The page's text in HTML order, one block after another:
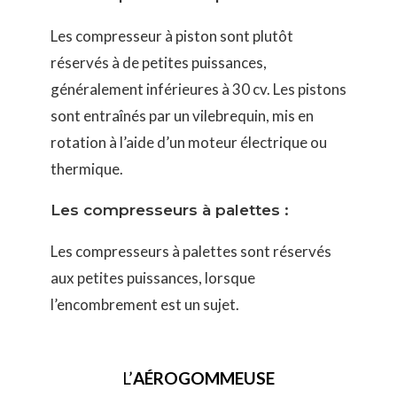
Les compresseur à piston sont plutôt
réservés à de petites puissances,
généralement inférieures à 30 cv. Les pistons
sont entraînés par un vilebrequin, mis en
rotation à l’aide d’un moteur électrique ou
thermique.
Les compresseurs à palettes :
Les compresseurs à palettes sont réservés
aux petites puissances, lorsque
l’encombrement est un sujet.
L’AÉROGOMMEUSE